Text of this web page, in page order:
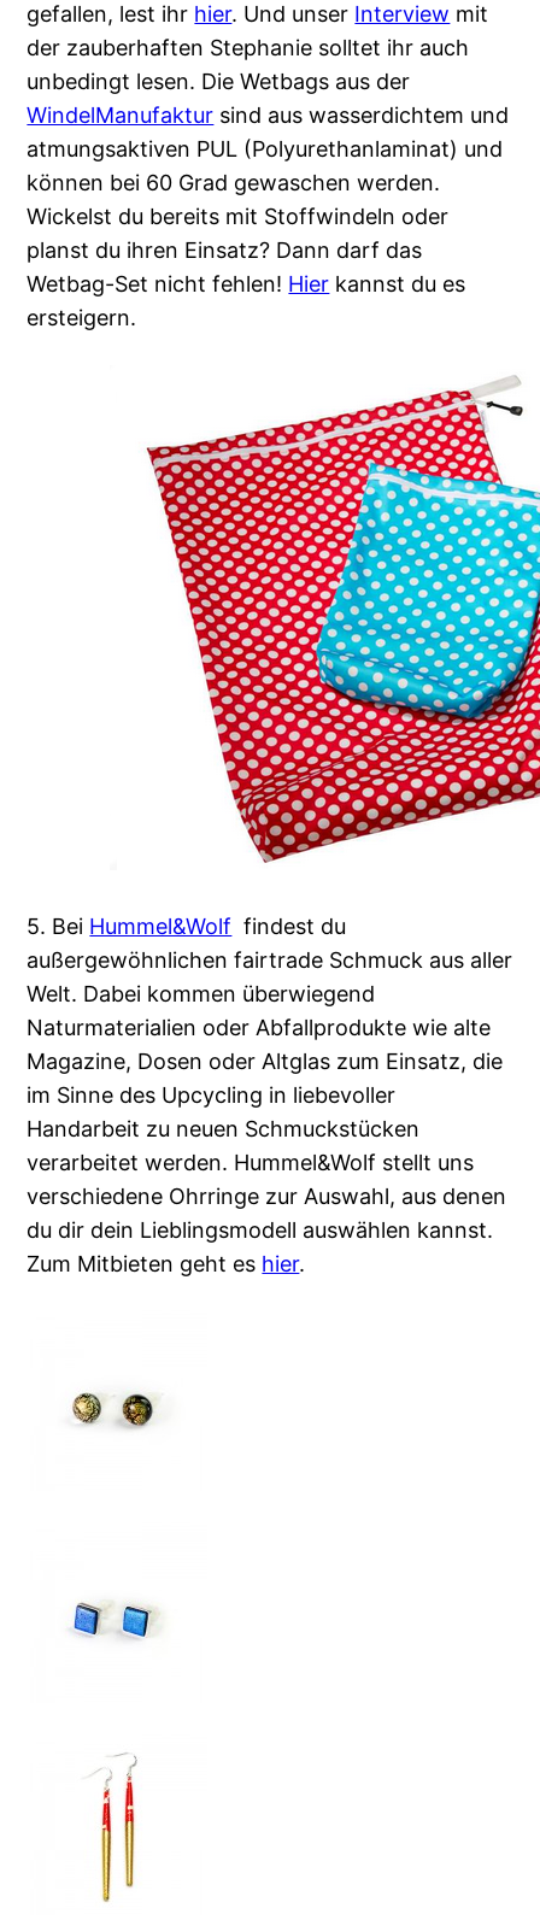
gefallen, lest ihr hier. Und unser Interview mit
der zauberhaften Stephanie solltet ihr auch
unbedingt lesen. Die Wetbags aus der
WindelManufaktur sind aus wasserdichtem und
atmungsaktiven PUL (Polyurethanlaminat) und
können bei 60 Grad gewaschen werden.
Wickelst du bereits mit Stoffwindeln oder
planst du ihren Einsatz? Dann darf das
Wetbag-Set nicht fehlen! Hier kannst du es
ersteigern.
5. Bei Hummel&Wolf findest du
außergewöhnlichen fairtrade Schmuck aus aller
Welt. Dabei kommen überwiegend
Naturmaterialien oder Abfallprodukte wie alte
Magazine, Dosen oder Altglas zum Einsatz, die
im Sinne des Upcycling in liebevoller
Handarbeit zu neuen Schmuckstücken
verarbeitet werden. Hummel&Wolf stellt uns
verschiedene Ohrringe zur Auswahl, aus denen
du dir dein Lieblingsmodell auswählen kannst.
Zum Mitbieten geht es hier.